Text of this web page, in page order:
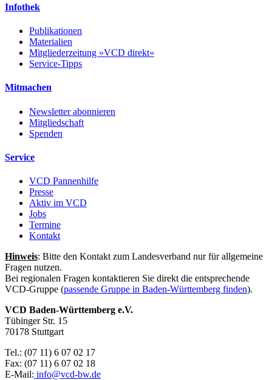
Infothek
Publikationen
Materialien
Mitgliederzeitung »VCD direkt«
Service-Tipps
Mitmachen
Newsletter abonnieren
Mitgliedschaft
Spenden
Service
VCD Pannenhilfe
Presse
Aktiv im VCD
Jobs
Termine
Kontakt
Hinweis: Bitte den Kontakt zum Landesverband nur für allgemeine
Fragen nutzen.
Bei regionalen Fragen kontaktieren Sie direkt die entsprechende
VCD-Gruppe (passende Gruppe in Baden-Württemberg finden).
VCD Baden-Württemberg e.V.
Tübinger Str. 15
70178 Stuttgart
Tel.: (07 11) 6 07 02 17
Fax: (07 11) 6 07 02 18
E-Mail: info@vcd-bw.de